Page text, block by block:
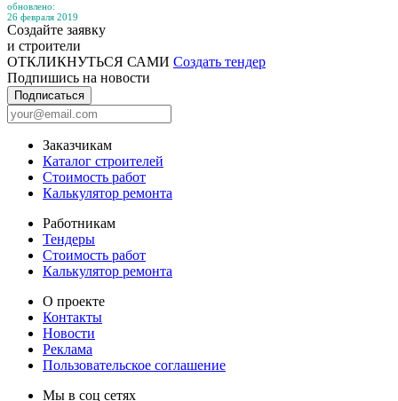
обновлено:
26 февраля 2019
Создайте заявку
и строители
ОТКЛИКНУТЬСЯ САМИ Создать тендер
Подпишись на новости
Подписаться
Заказчикам
Каталог строителей
Стоимость работ
Калькулятор ремонта
Работникам
Тендеры
Стоимость работ
Калькулятор ремонта
О проекте
Контакты
Новости
Реклама
Пользовательское соглашение
Мы в соц сетях